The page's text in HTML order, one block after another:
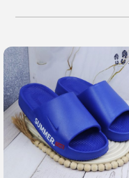
– جنس: PU